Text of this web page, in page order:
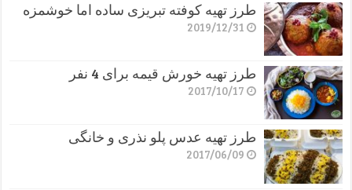
طرز تهیه کوفته تبریزی ساده اما خوشمزه
2019/12/31
طرز تهیه خورش قیمه برای 4 نفر
2017/10/17
طرز تهیه عدس پلو نذری و خانگی
2017/06/09